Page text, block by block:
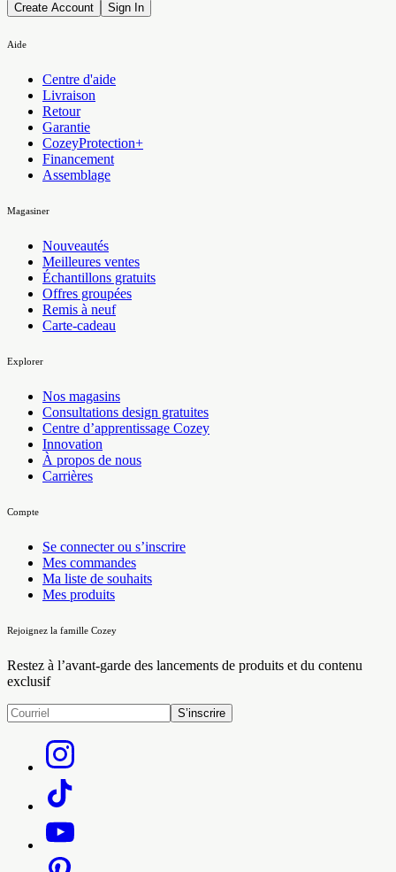
Create Account Sign In
Aide
Centre d'aide
Livraison
Retour
Garantie
CozeyProtection+
Financement
Assemblage
Magasiner
Nouveautés
Meilleures ventes
Échantillons gratuits
Offres groupées
Remis à neuf
Carte-cadeau
Explorer
Nos magasins
Consultations design gratuites
Centre d’apprentissage Cozey
Innovation
À propos de nous
Carrières
Compte
Se connecter ou s’inscrire
Mes commandes
Ma liste de souhaits
Mes produits
Rejoignez la famille Cozey
Restez à l’avant-garde des lancements de produits et du contenu
exclusif
S’inscrire